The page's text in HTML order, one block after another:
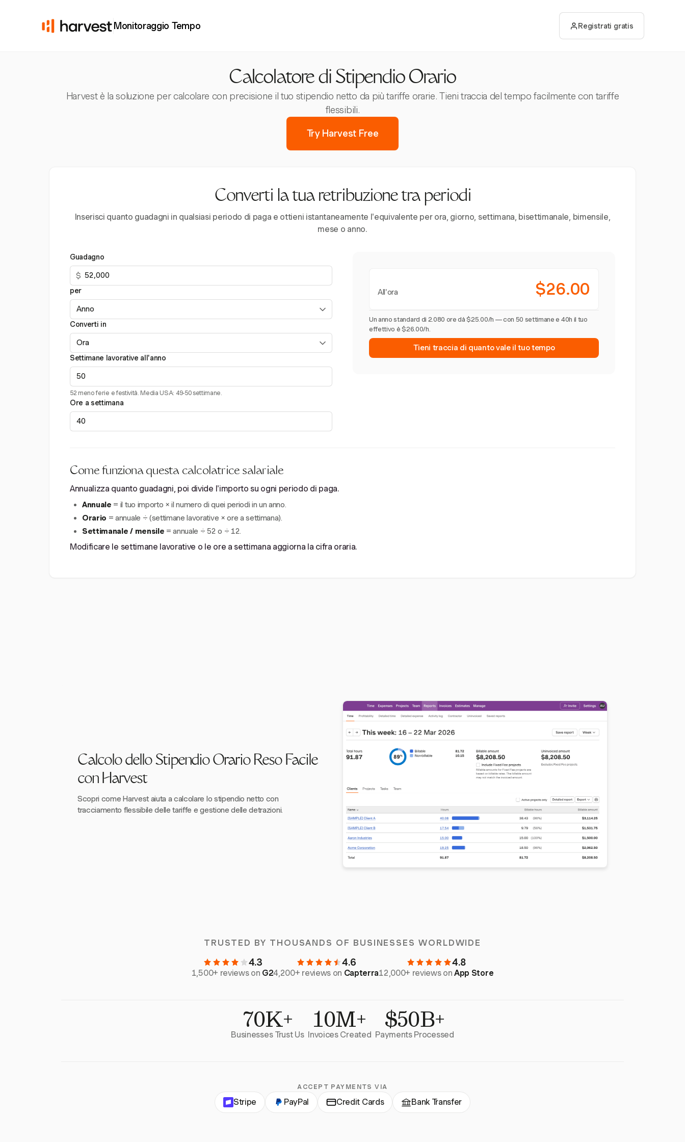
Monitoraggio Tempo Registrati gratis
Calcolatore di Stipendio Orario
Harvest è la soluzione per calcolare con precisione il tuo stipendio netto da più tariffe orarie. Tieni traccia del tempo facilmente con tariffe
flessibili.
Try Harvest Free
Converti la tua retribuzione tra periodi
Inserisci quanto guadagni in qualsiasi periodo di paga e ottieni istantaneamente l'equivalente per ora, giorno, settimana, bisettimanale, bimensile,
mese o anno.
Guadagno
$
per
Converti in
Settimane lavorative all'anno
52 meno ferie e festività. Media USA: 49-50 settimane.
Ore a settimana
All'ora $26.00
Un anno standard di 2.080 ore dà $25.00/h — con 50 settimane e 40h il tuo
effettivo è $26.00/h.
Tieni traccia di quanto vale il tuo tempo
Come funziona questa calcolatrice salariale
Annualizza quanto guadagni, poi divide l'importo su ogni periodo di paga.
Annuale = il tuo importo × il numero di quei periodi in un anno.
Orario = annuale ÷ (settimane lavorative × ore a settimana).
Settimanale / mensile = annuale ÷ 52 o ÷ 12.
Modificare le settimane lavorative o le ore a settimana aggiorna la cifra oraria.
Calcolo dello Stipendio Orario Reso Facile
con Harvest
Scopri come Harvest aiuta a calcolare lo stipendio netto con
tracciamento flessibile delle tariffe e gestione delle detrazioni.
TRUSTED BY THOUSANDS OF BUSINESSES WORLDWIDE
4.3
1,500+ reviews on G2
4.6
4,200+ reviews on Capterra
4.8
12,000+ reviews onApp Store
70K+
Businesses Trust Us 10M+
Invoices Created $50B+
Payments Processed
ACCEPT PAYMENTS VIA
Stripe PayPal Credit Cards Bank Transfer